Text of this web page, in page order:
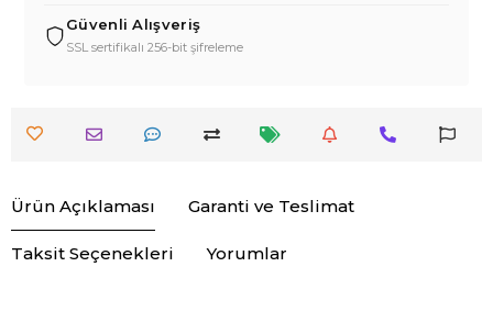
Güvenli Alışveriş
SSL sertifikalı 256-bit şifreleme
Ürün Açıklaması Garanti ve Teslimat
Taksit Seçenekleri Yorumlar